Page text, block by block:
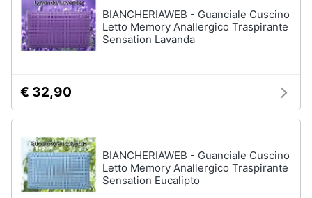
Assistenza
clienti
Piano
Cottura
Forno
da
Vedi
tutti
Pulizia
casa
stiro
BIANCHERIAWEB - Guanciale Cuscino
Letto Memory Anallergico Traspirante
Sensation Lavanda
€ 32,90
BIANCHERIAWEB - Guanciale Cuscino
Letto Memory Anallergico Traspirante
Sensation Eucalipto